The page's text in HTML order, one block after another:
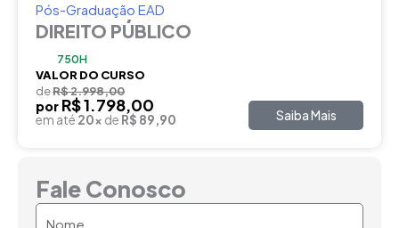
Pós-Graduação EAD
DIREITO PÚBLICO
750H
VALOR DO CURSO
deR$ 2.998,00
por R$ 1.798,00
em até 20x de R$ 89,90 Saiba Mais
Fale Conosco